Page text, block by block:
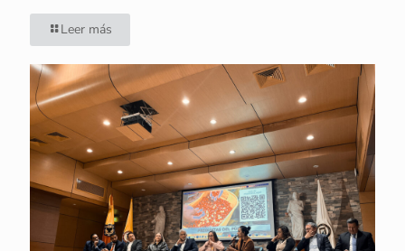
Leer más